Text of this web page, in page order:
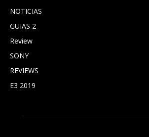
NOTICIAS
GUIAS 2
Review
SONY
REVIEWS
E3 2019